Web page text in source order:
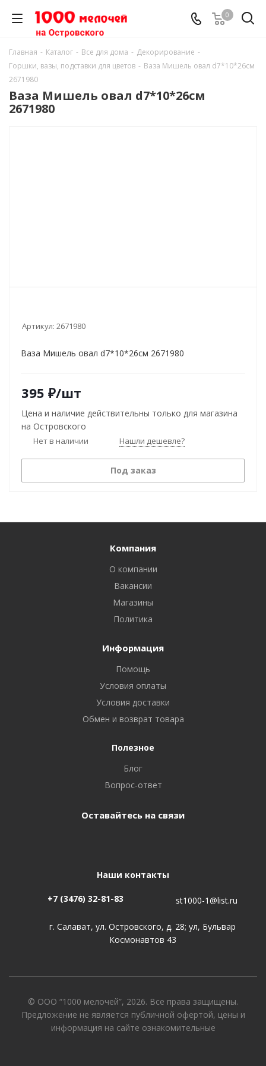
0
Главная - Каталог - Все для дома - Декорирование -
Горшки, вазы, подставки для цветов - Ваза Мишель овал d7*10*26см
2671980
Ваза Мишель овал d7*10*26см
2671980
Артикул: 2671980
Ваза Мишель овал d7*10*26см 2671980
395 ₽/шт
Цена и наличие действительны только для магазина
на Островского
Нет в наличии Нашли дешевле?
Под заказ
Компания
О компании
Вакансии
Магазины
Политика
Информация
Помощь
Условия оплаты
Условия доставки
Обмен и возврат товара
Полезное
Блог
Вопрос-ответ
Оставайтесь на связи
Наши контакты
+7 (3476) 32-81-83 st1000-1@list.ru
г. Салават, ул. Островского, д. 28; ул, Бульвар
Космонавтов 43
© ООО “1000 мелочей”, 2026. Все права защищены.
Предложение не является публичной офертой, цены и
информация на сайте ознакомительные